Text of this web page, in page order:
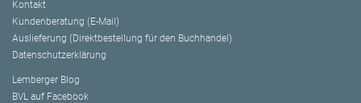
Kontakt
Kundenberatung (E-Mail)
Auslieferung (Direktbestellung für den Buchhandel)
Datenschutzerklärung
Lemberger Blog
BVL auf Facebook